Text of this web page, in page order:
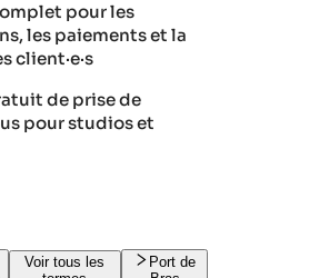
pour les
les paiements et la
client·e·s
de prise de
pour studios et
Voir tous les
Port de